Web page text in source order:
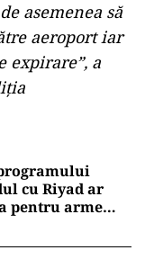
asemenea să
aeroport iar
expirare”, a
cu Riyad ar
pentru arme